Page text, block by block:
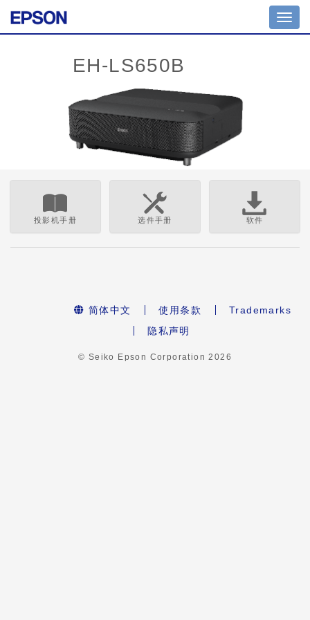
投影机手册 选件手册 软件
简体中文 使用条款
Trademarks
隐私声明
© Seiko Epson Corporation 2026